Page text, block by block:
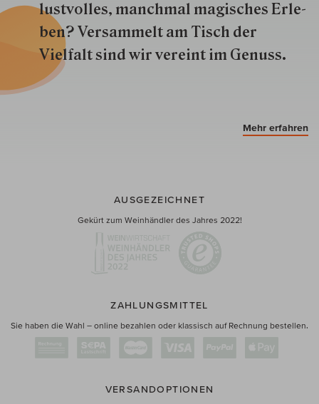
lustvolles, manchmal ma­gisch­es Er­le­
ben? Versammelt am Tisch der
Vielfalt sind wir ver­eint im Genuss.
Mehr erfahren
AUSGEZEICHNET
Gekürt zum Weinhändler des Jahres 2022!
ZAHLUNGSMITTEL
Sie haben die Wahl – online bezahlen oder klassisch auf Rechnung bestellen.
VERSANDOPTIONEN